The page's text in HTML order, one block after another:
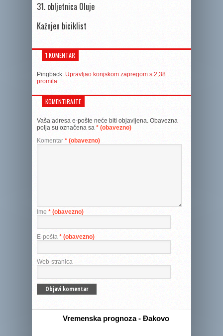
31. obljetnica Oluje
Kažnjen biciklist
1 KOMENTAR
Pingback: Upravljao konjskom zapregom s 2,38
promila
KOMENTIRAJTE
Vaša adresa e-pošte neće biti objavljena. Obavezna
polja su označena sa * (obavezno)
Komentar * (obavezno)
Ime * (obavezno)
E-pošta * (obavezno)
Web-stranica
Vremenska prognoza - Đakovo